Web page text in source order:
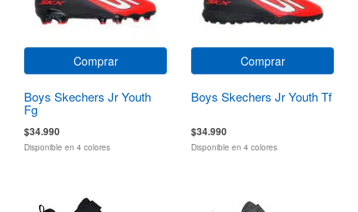
Comprar
Boys Skechers Jr Youth
Fg
$34.990
Disponible en 4 colores
Comprar
Boys Skechers Jr Youth Tf
$34.990
Disponible en 4 colores